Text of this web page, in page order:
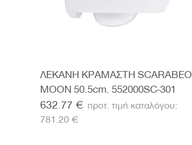
ΛΕΚΑΝΗ ΚΡΑΜΑΣΤΗ SCARABEO
MOON 50.5cm. 552000SC-301
632.77 €
781.20 €